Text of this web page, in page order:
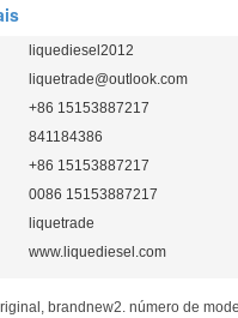
liquediesel2012
liquetrade@outlook.com
+86 15153887217
841184386
+86 15153887217
0086 15153887217
liquetrade
www.liquediesel.com
brandnew2. número de